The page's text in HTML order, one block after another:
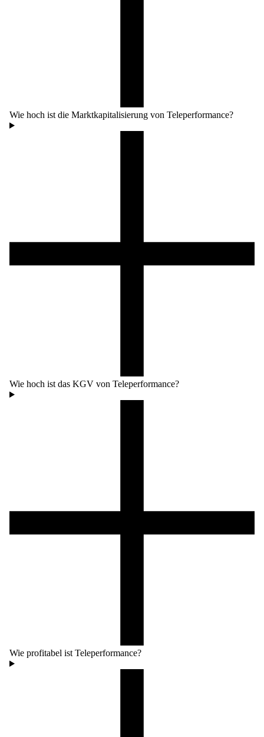
Wie hoch ist die Marktkapitalisierung von Teleperformance?
Wie hoch ist das KGV von Teleperformance?
Wie profitabel ist Teleperformance?